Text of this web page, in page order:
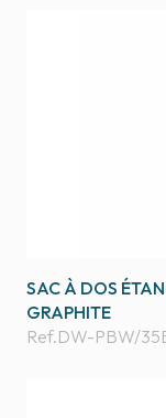
SAC À DOS
GRAPHITE
Ref.DW-PBW/